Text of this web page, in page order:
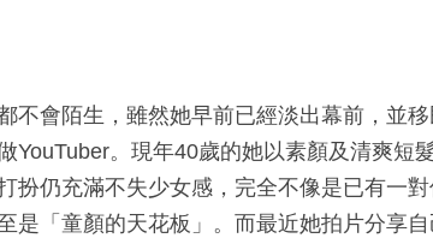
不會陌生，雖然她早前已經淡出幕前，並
YouTuber。現年40歲的她以素顏及清爽短
扮仍充滿不失少女感，完全不像是已有一
是「童顏的天花板」。而最近她拍片分享